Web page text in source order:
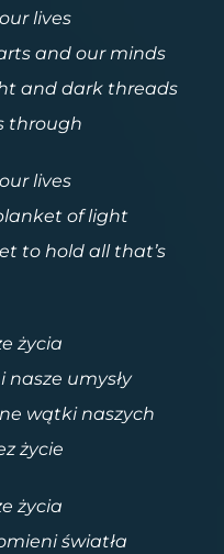
lives
and our minds
and dark threads
through
lives
of light
to hold all that’s
życia
nasze umysły
wątki naszych
życie
życia
światła